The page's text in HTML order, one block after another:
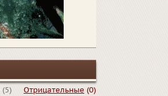
Отрицательные (0)
(5)